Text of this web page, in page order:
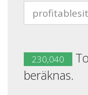
230,040
beräknas.